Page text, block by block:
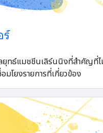
ร์
ยุทธ์แมชชีนเลิร์นนิงที่สำคัญที่ไ
มโยงรายการที่เกี่ยวข้อง